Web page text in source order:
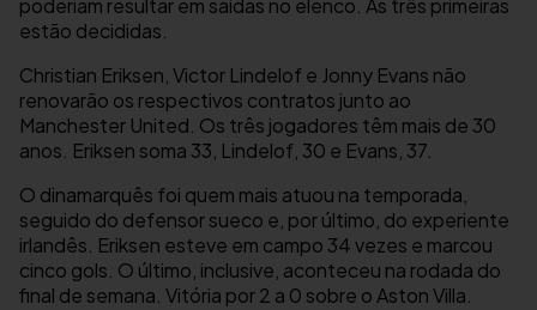
poderiam resultar em saídas no elenco. As três primeiras
estão decididas.
Christian Eriksen, Victor Lindelof e Jonny Evans não
renovarão os respectivos contratos junto ao
Manchester United. Os três jogadores têm mais de 30
anos. Eriksen soma 33, Lindelof, 30 e Evans, 37.
O dinamarquês foi quem mais atuou na temporada,
seguido do defensor sueco e, por último, do experiente
irlandês. Eriksen esteve em campo 34 vezes e marcou
cinco gols. O último, inclusive, aconteceu na rodada do
final de semana. Vitória por 2 a 0 sobre o Aston Villa.